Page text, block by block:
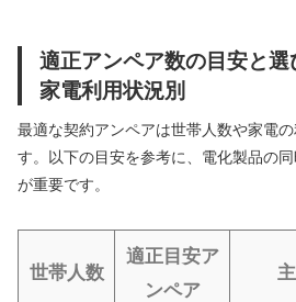
適正アンペア数の目安と選
家電利用状況別
最適な契約アンペアは世帯人数や家電
す。以下の目安を参考に、電化製品の
が重要です。
世帯人数
適正目安ア
ンペア